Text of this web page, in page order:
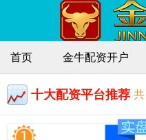
首页 金牛配资开户
十大配资平台推荐 共